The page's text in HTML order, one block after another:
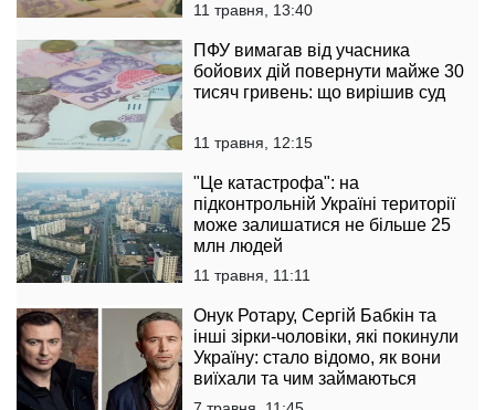
11 травня, 13:40
ПФУ вимагав від учасника
бойових дій повернути майже 30
тисяч гривень: що вирішив суд
11 травня, 12:15
"Це катастрофа": на
підконтрольній Україні території
може залишатися не більше 25
млн людей
11 травня, 11:11
Онук Ротару, Сергій Бабкін та
інші зірки-чоловіки, які покинули
Україну: стало відомо, як вони
виїхали та чим займаються